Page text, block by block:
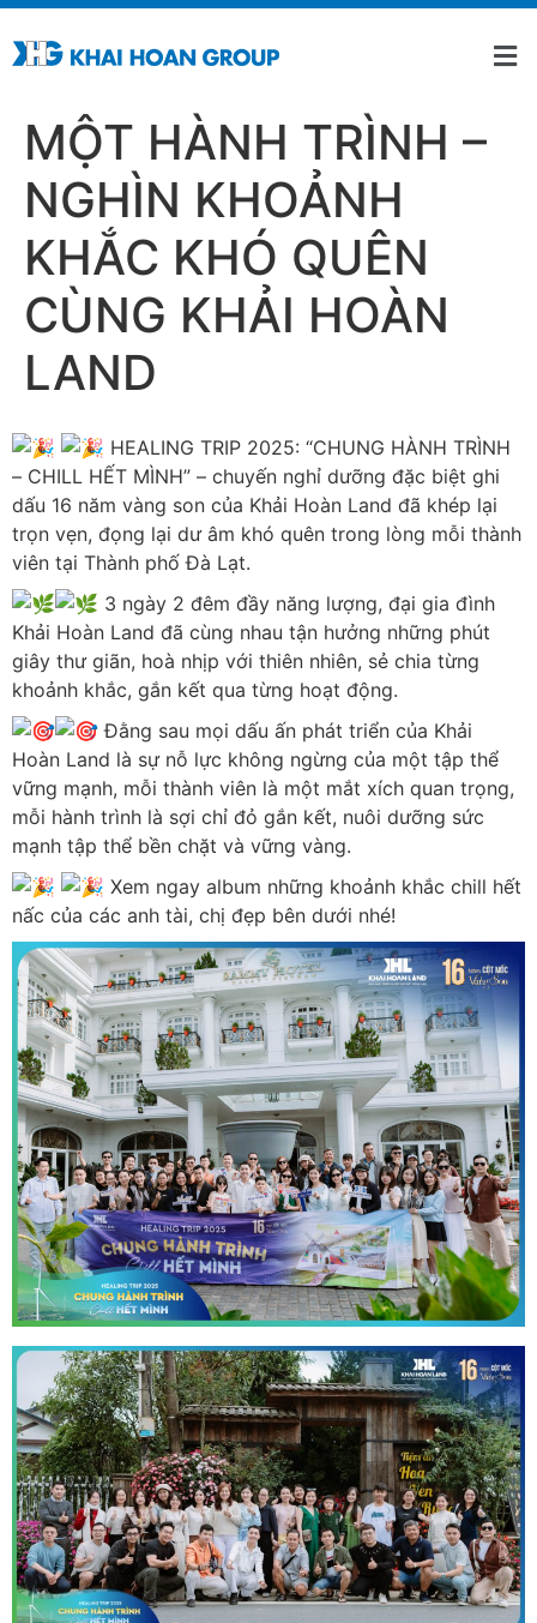
MỘT HÀNH TRÌNH –
NGHÌN KHOẢNH
KHẮC KHÓ QUÊN
CÙNG KHẢI HOÀN
LAND
HEALING TRIP 2025: “CHUNG HÀNH TRÌNH
– CHILL HẾT MÌNH” – chuyến nghỉ dưỡng đặc biệt ghi
dấu 16 năm vàng son của Khải Hoàn Land đã khép lại
trọn vẹn, đọng lại dư âm khó quên trong lòng mỗi thành
viên tại Thành phố Đà Lạt.
3 ngày 2 đêm đầy năng lượng, đại gia đình
Khải Hoàn Land đã cùng nhau tận hưởng những phút
giây thư giãn, hoà nhịp với thiên nhiên, sẻ chia từng
khoảnh khắc, gắn kết qua từng hoạt động.
Đằng sau mọi dấu ấn phát triển của Khải
Hoàn Land là sự nỗ lực không ngừng của một tập thể
vững mạnh, mỗi thành viên là một mắt xích quan trọng,
mỗi hành trình là sợi chỉ đỏ gắn kết, nuôi dưỡng sức
mạnh tập thể bền chặt và vững vàng.
Xem ngay album những khoảnh khắc chill hết
nấc của các anh tài, chị đẹp bên dưới nhé!